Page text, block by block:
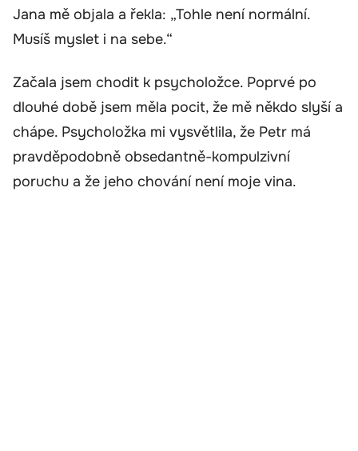
Jana mě objala a řekla: „Tohle není normální.
Musíš myslet i na sebe.“
Začala jsem chodit k psycholožce. Poprvé po
dlouhé době jsem měla pocit, že mě někdo slyší a
chápe. Psycholožka mi vysvětlila, že Petr má
pravděpodobně obsedantně-kompulzivní
poruchu a že jeho chování není moje vina.